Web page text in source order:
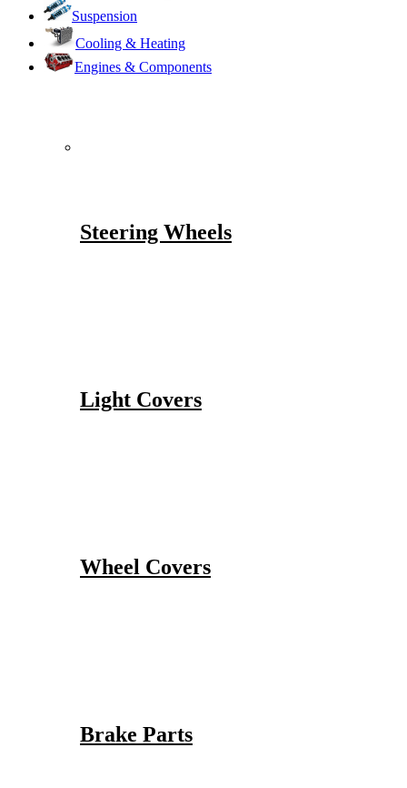
Suspension
Cooling & Heating
Engines & Components
Steering Wheels
Light Covers
Wheel Covers
Brake Parts